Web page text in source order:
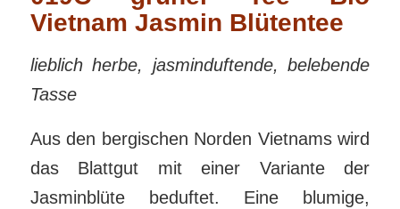
Vietnam Jasmin Blütentee
lieblich herbe, jasminduftende, belebende
Tasse
Aus den bergischen Norden Vietnams wird
das Blattgut mit einer Variante der
Jasminblüte beduftet. Eine blumige,